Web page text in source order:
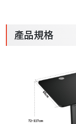
產品規格